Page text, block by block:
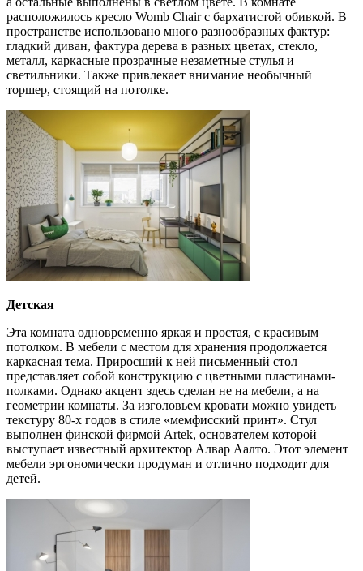
расположилось кресло Womb Chair с бархатистой обивкой. В
пространстве использовано много разнообразных фактур:
гладкий диван, фактура дерева в разных цветах, стекло,
металл, каркасные прозрачные незаметные стулья и
светильники. Также привлекает внимание необычный
торшер, стоящий на потолке.
Детская
Эта комната одновременно яркая и простая, с красивым
потолком. В мебели с местом для хранения продолжается
каркасная тема. Приросший к ней письменный стол
представляет собой конструкцию с цветными пластинами-
полками. Однако акцент здесь сделан не на мебели, а на
геометрии комнаты. За изголовьем кровати можно увидеть
текстуру 80-х годов в стиле «мемфисский принт». Стул
выполнен финской фирмой Artek, основателем которой
выступает известный архитектор Алвар Аалто. Этот элемент
мебели эргономически продуман и отлично подходит для
детей.